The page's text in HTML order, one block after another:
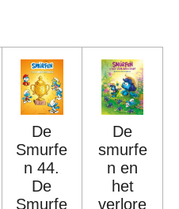
De
Smurfe
n 44.
De
Smurfe
De
smurfe
n en
het
verlore